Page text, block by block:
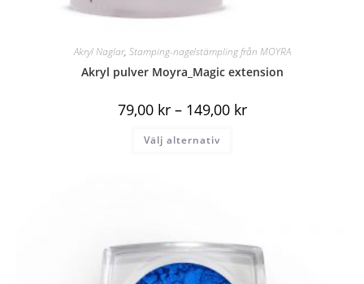
Akryl Naglar, Stamping-nagelstämpling från MOYRA
Akryl pulver Moyra_Magic extension
79,00 kr – 149,00 kr
Välj alternativ